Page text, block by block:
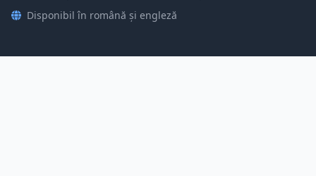
Disponibil în română și engleză